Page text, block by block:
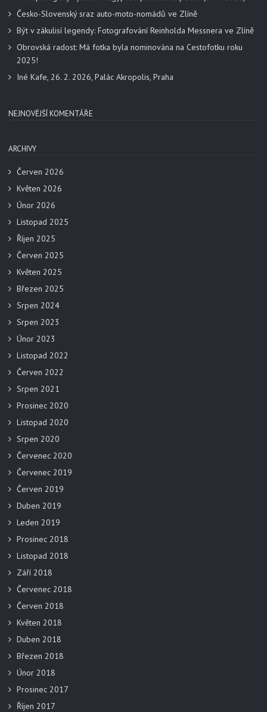
Česko-Slovenský sraz auto-moto-nomádů ve Zlíně
Být v zákulisí legendy: Fotografování Reinholda Messnera ve Zlíně
Obrovská radost: Má fotka byla nominována na Cestofotku roku
2025!
Iné Kafe, 26. 2. 2026, Palác Akropolis, Praha
NEJNOVĚJŠÍ KOMENTÁŘE
ARCHIVY
Červen 2026
Květen 2026
Únor 2026
Listopad 2025
Říjen 2025
Červen 2025
Květen 2025
Březen 2025
Srpen 2024
Srpen 2023
Únor 2023
Listopad 2022
Červen 2022
Srpen 2021
Prosinec 2020
Listopad 2020
Srpen 2020
Červenec 2020
Červenec 2019
Červen 2019
Duben 2019
Leden 2019
Prosinec 2018
Listopad 2018
Září 2018
Červenec 2018
Červen 2018
Květen 2018
Duben 2018
Březen 2018
Únor 2018
Prosinec 2017
Říjen 2017